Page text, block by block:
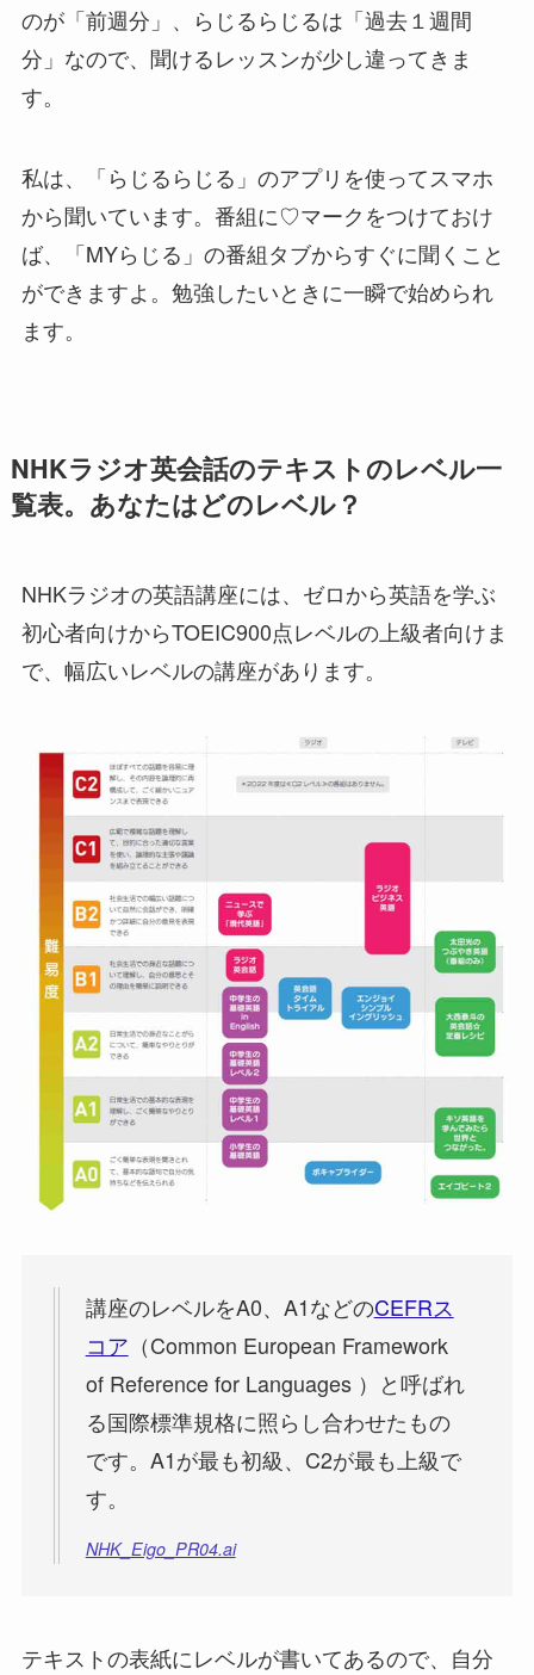
のが「前週分」、らじるらじるは「過去１週間
分」なので、聞けるレッスンが少し違ってきま
す。
私は、「らじるらじる」のアプリを使ってスマホ
から聞いています。番組に♡マークをつけておけ
ば、「MYらじる」の番組タブからすぐに聞くこと
ができますよ。勉強したいときに一瞬で始められ
ます。
NHKラジオ英会話のテキストのレベル一
覧表。あなたはどのレベル？
NHKラジオの英語講座には、ゼロから英語を学ぶ
初心者向けからTOEIC900点レベルの上級者向けま
で、幅広いレベルの講座があります。
講座のレベルをA0、A1などのCEFRス
コア （Common European Framework
of Reference for Languages ）と呼ばれ
る国際標準規格に照らし合わせたもの
です。A1が最も初級、C2が最も上級で
す。
NHK_Eigo_PR04.ai
テキストの表紙にレベルが書いてあるので、自分